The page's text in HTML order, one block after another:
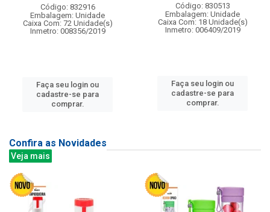
Código: 832916
Embalagem: Unidade
Caixa Com: 72 Unidade(s)
Inmetro: 008356/2019
Faça seu login ou
cadastre-se para
comprar.
Código: 830513
Embalagem: Unidade
Caixa Com: 18 Unidade(s)
Inmetro: 006409/2019
Faça seu login ou
cadastre-se para
comprar.
Confira as Novidades
Veja mais